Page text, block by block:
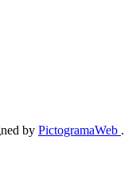
by PictogramaWeb .